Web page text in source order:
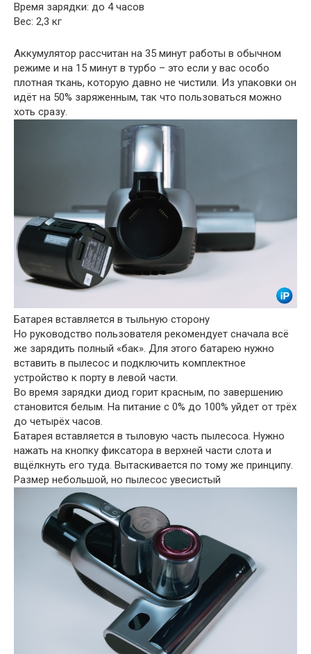
Время зарядки: до 4 часов
Вес: 2,3 кг
Аккумулятор рассчитан на 35 минут работы в обычном
режиме и на 15 минут в турбо – это если у вас особо
плотная ткань, которую давно не чистили. Из упаковки он
идёт на 50% заряженным, так что пользоваться можно
хоть сразу.
Батарея вставляется в тыльную сторону
Но руководство пользователя рекомендует сначала всё
же зарядить полный «бак». Для этого батарею нужно
вставить в пылесос и подключить комплектное
устройство к порту в левой части.
Во время зарядки диод горит красным, по завершению
становится белым. На питание с 0% до 100% уйдет от трёх
до четырёх часов.
Батарея вставляется в тыловую часть пылесоса. Нужно
нажать на кнопку фиксатора в верхней части слота и
вщёлкнуть его туда. Вытаскивается по тому же принципу.
Размер небольшой, но пылесос увесистый